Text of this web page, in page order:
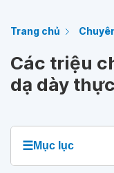
Trang chủ
Các triệu
dạ dày
☰Mục lục